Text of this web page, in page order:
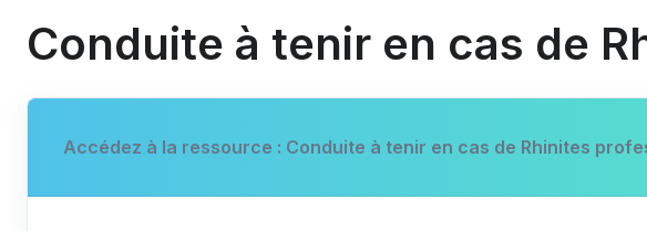
Conduite à tenir en cas de
Accédez à la ressource : Conduite à tenir en cas de Rhinites